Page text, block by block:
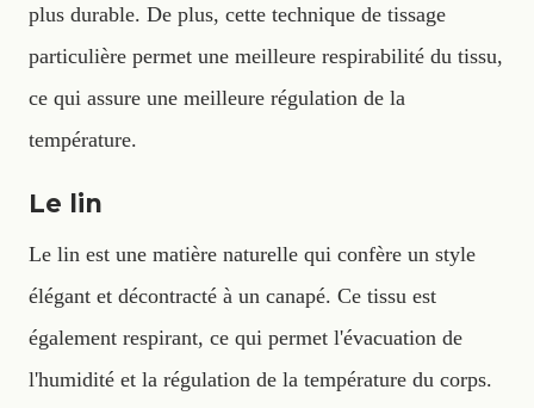
plus durable. De plus, cette technique de tissage
particulière permet une meilleure respirabilité du tissu,
ce qui assure une meilleure régulation de la
température.
Le lin
Le lin est une matière naturelle qui confère un style
élégant et décontracté à un canapé. Ce tissu est
également respirant, ce qui permet l'évacuation de
l'humidité et la régulation de la température du corps.